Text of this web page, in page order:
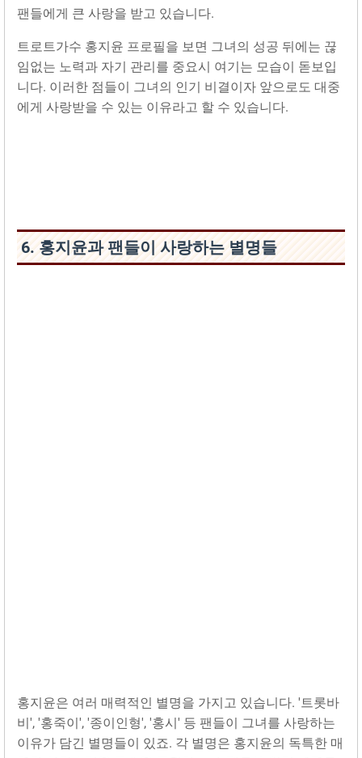
팬들에게 큰 사랑을 받고 있습니다.
트로트가수 홍지윤 프로필을 보면 그녀의 성공 뒤에는 끊
임없는 노력과 자기 관리를 중요시 여기는 모습이 돋보입
니다. 이러한 점들이 그녀의 인기 비결이자 앞으로도 대중
에게 사랑받을 수 있는 이유라고 할 수 있습니다.
6. 홍지윤과 팬들이 사랑하는 별명들
홍지윤은 여러 매력적인 별명을 가지고 있습니다. '트롯바
비', '홍죽이', '종이인형', '홍시' 등 팬들이 그녀를 사랑하는
이유가 담긴 별명들이 있죠. 각 별명은 홍지윤의 독특한 매